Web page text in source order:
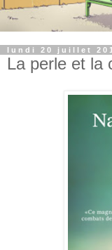
lundi 20 juillet
La perle et la